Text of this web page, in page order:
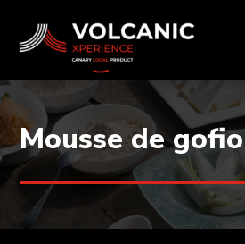
Mousse de gofio